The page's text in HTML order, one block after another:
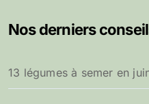
Nos derniers
13 légumes à semer en